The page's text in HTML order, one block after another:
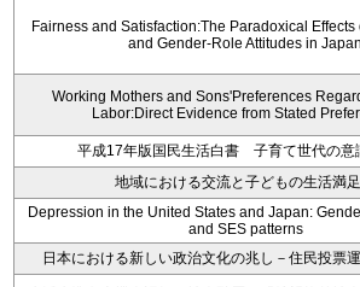
Fairness and Satisfaction:The Paradoxical Effects
and Gender-Role Attitudes in Japan
Working Mothers and Sons'Preferences
Labor:Direct Evidence from Stated
平成17年版国民生活白書 子育て世代の意
地域における交流と子どもの生活満
Depression in the United States and Japan:
and SES patterns
日本における新しい政治文化の兆し－住民投票運